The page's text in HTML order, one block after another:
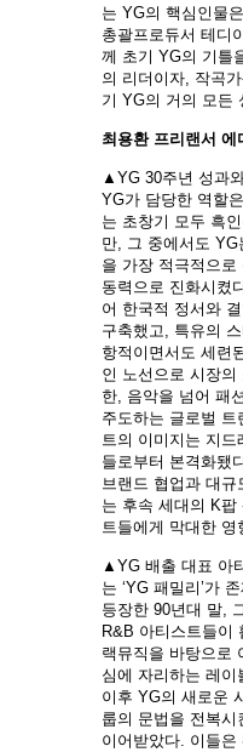
는 YG의 핵심인물
총괄프로듀서 테디
께 초기 YG의 기틀
의 리더이자, 작곡
기 YG의 거의 모든
최용환 프리랜서 에
▲YG 30주년 성과
YG가 담당한 역할
는 초창기 모두 흑
만, 그 중에서도
을 가장 적극적으로
동력으로 진화시켰
어 한국적 정서와
구축했고, 특유의
항적이면서도 세련
인 노선으로 시장
한, 음악을 넘어 패
주도하는 글로벌 트
트의 이미지는 지
들로부터 본격화됐
브랜드 협업과 대
는 후속 세대의 K팝
트들에게 막대한 영
▲YG 배출 대표 아
는 ‘YG 패밀리’가
등장한 90년대 말,
R&B 아티스트들이
랙뮤직을 바탕으로
심에 자리하는 레
이후 YG의 새로운
룹의 문법을 전복시
이어받았다. 이들은